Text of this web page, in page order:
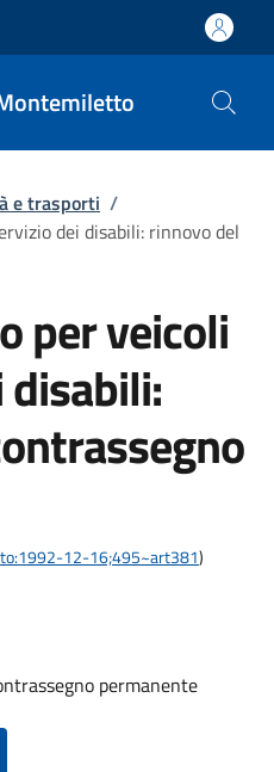
e trasporti /
dei disabili: rinnovo del
per veicoli
disabili:
12-16;495~art381)
permanente